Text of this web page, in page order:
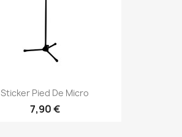
Sticker Pied De Micro
7,90 €